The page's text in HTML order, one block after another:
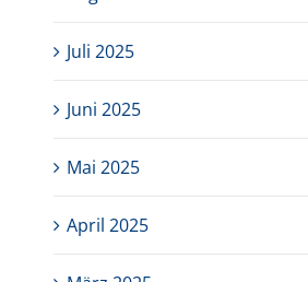
Juli 2025
Juni 2025
Mai 2025
April 2025